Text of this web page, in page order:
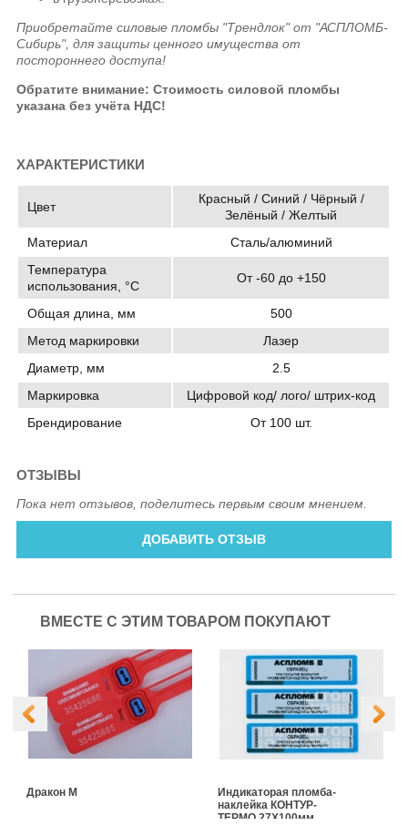
Приобретайте силовые пломбы "Трендлок" от "АСПЛОМБ-
Сибирь", для защиты ценного имущества от
постороннего доступа!
Обратите внимание: Стоимость силовой пломбы
указана без учёта НДС!
ХАРАКТЕРИСТИКИ
Цвет
Красный / Синий / Чёрный /
Зелёный / Желтый
Материал
Сталь/алюминий
Температура
использования, °C
От -60 до +150
Общая длина, мм
500
Метод маркировки
Лазер
Диаметр, мм
2.5
Маркировка
Цифровой код/ лого/ штрих-код
Брендирование
От 100 шт.
ОТЗЫВЫ
Пока нет отзывов, поделитесь первым своим мнением.
ДОБАВИТЬ ОТЗЫВ
ВМЕСТЕ С ЭТИМ ТОВАРОМ ПОКУПАЮТ
Дракон М
Индикаторая пломба-
наклейка КОНТУР-
ТЕРМО 27Х100мм